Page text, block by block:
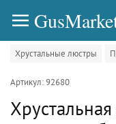
Хрустальные люстры
Артикул: 92680